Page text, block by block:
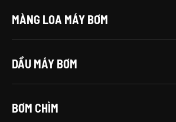
MÀNG LOA MÁY BƠM
DẦU MÁY BƠM
BƠM CHÌM